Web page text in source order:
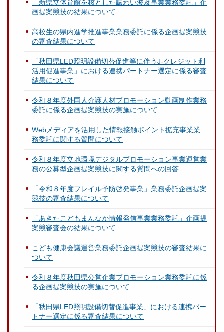
「新県立体育館を核とした賑わい波及事業業務委託」企
画提案競技の結果について
高校生の県内進学推進事業業務委託に係る企画提案競技
の審査結果について
「秋田県LED照明設備切替促進等に伴うJ-クレジット利
活用促進事業」における連携パートナー選定に係る審査
結果について
令和８年度外国人介護人材プロモーション動画制作業務
委託に係る企画提案競技の実施について
Webメディアを活用した情報接触ポイント拡充事業業
務委託に関する質問について
令和８年度立地環境デジタルプロモーション事業運営業
務の公募型企画提案競技に関する質問への回答
「令和８年度フレイル予防啓発事業」業務委託企画提案
競技の審査結果について
「あきたこどもまんなか情報発信事業業務委託」企画提
案競審査会の結果について
こども健康会議運営業務委託企画提案競技の審査結果に
ついて
令和８年度秋田県公営企業プロモーション業務委託に係
る企画提案競技の実施について
「秋田県LED照明設備切替促進事業」における連携パー
トナー選定に係る審査結果について